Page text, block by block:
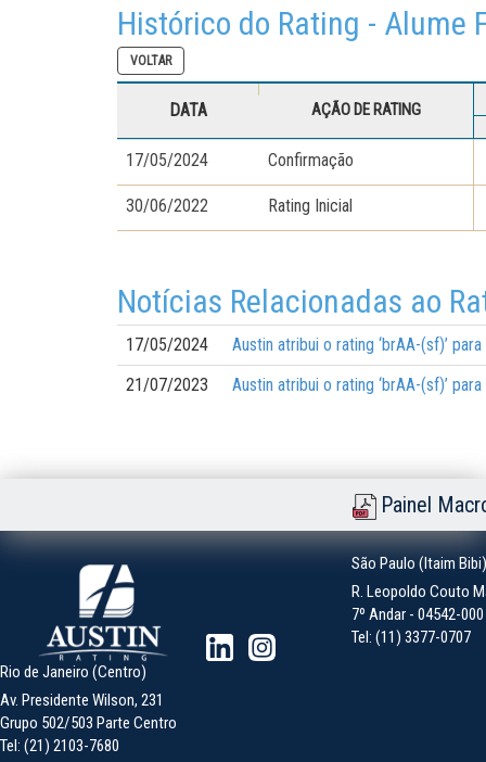
Histórico do Rating - Alume
VOLTAR
DATA AÇÃO DE RATING
17/05/2024 Confirmação
30/06/2022 Rating Inicial
Notícias Relacionadas ao
17/05/2024
Austin atribui o rating ‘brAA-(sf)’
21/07/2023
Austin atribui o rating ‘brAA-(sf)’
Painel
São Paulo (Itaim Bibi)
R. Leopoldo Couto
7º Andar - 04542-
Tel: (11) 3377-0707
Rio de Janeiro (Centro)
Av. Presidente Wilson, 231
Grupo 502/503 Parte Centro
Tel: (21) 2103-7680